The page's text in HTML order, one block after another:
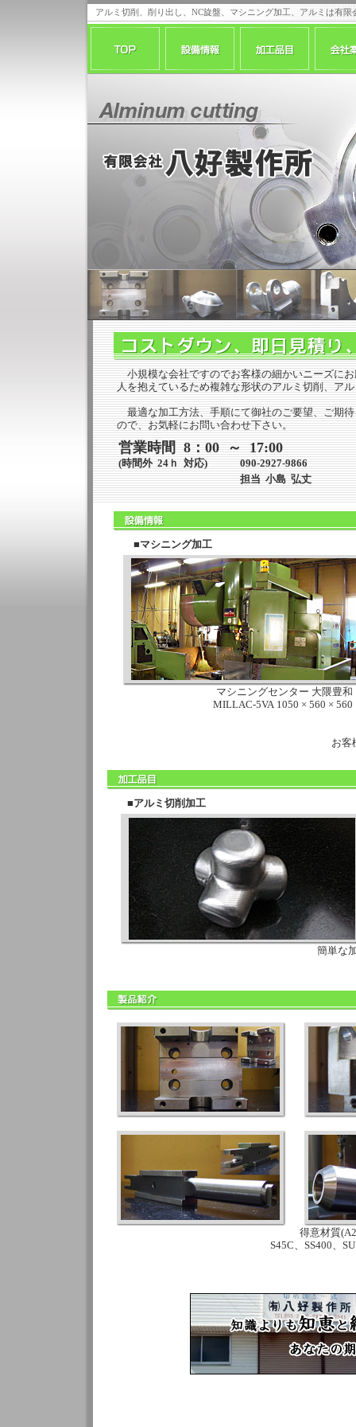
アルミ切削、削り出し、NC旋盤、マシニング加工、アルミは有限
小規模な会社ですのでお客様の細かいニーズにお
人を抱えているため複雑な形状のアルミ切削、ア
最適な加工方法、手順にて御社のご要望、ご期待
ので、お気軽にお問い合わせ下さい。
営業時間 8：00 ～ 17:00
(時間外 24ｈ 対応)
090-2927-9866
担当 小島 弘丈
■マシニング加工
マシニングセンター 大隈豊和
MILLAC-5VA 1050 × 560 × 560
お客
■アルミ切削加工
簡単な
得意材質
S45C、SS400、